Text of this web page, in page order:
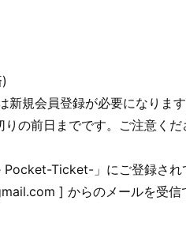
規会員登録が必要になりま
の前日までです。ご注意くだ
Ticket-」にご登録され
] からのメールを受信